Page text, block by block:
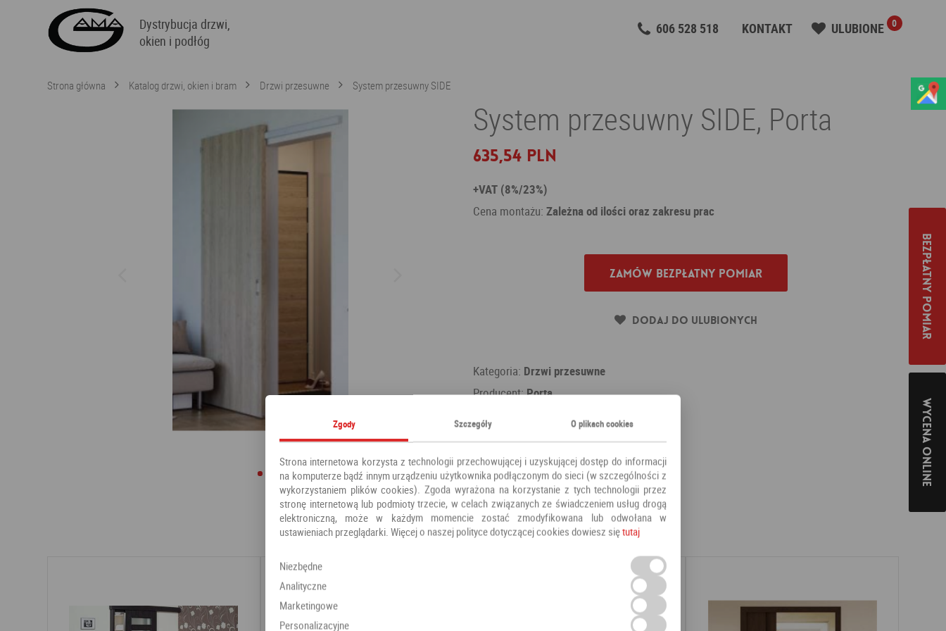
Dystrybucja drzwi,
okien i podłóg
606 528 518 KONTAKT ULUBIONE 0
Strona główna Katalog drzwi, okien i bram Drzwi przesuwne System przesuwny SIDE
System przesuwny SIDE, Porta
635,54 PLN
+VAT (8%/23%)
Cena montażu: Zależna od ilości oraz zakresu prac
Zamów bezpłatny pomiar
Dodaj do ulubionych
Kategoria: Drzwi przesuwne
Producent:Porta
Polecamy również
Bezpłatny pomiar
Wycena online
Zgody Szczegóły O plikach cookies
Strona internetowa korzysta z technologii przechowującej i uzyskującej dostęp do informacji
na komputerze bądź innym urządzeniu użytkownika podłączonym do sieci (w szczególności z
wykorzystaniem plików cookies). Zgoda wyrażona na korzystanie z tych technologii przez
stronę internetową lub podmioty trzecie, w celach związanych ze świadczeniem usług drogą
elektroniczną, może w każdym momencie zostać zmodyfikowana lub odwołana w
ustawieniach przeglądarki. Więcej o naszej polityce dotyczącej cookies dowiesz siętutaj
Niezbędne
Analityczne
Marketingowe
Personalizacyjne